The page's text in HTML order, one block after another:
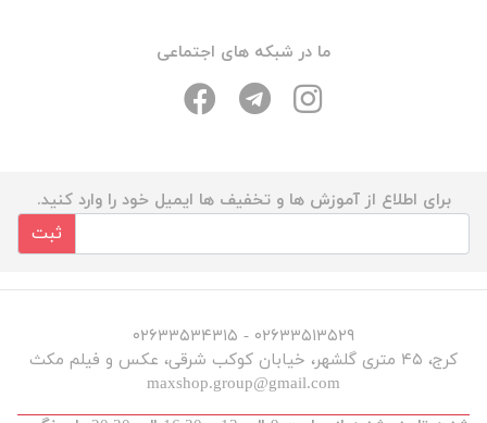
ما در شبکه های اجتماعی
برای اطلاع از آموزش ها و تخفیف ها ایمیل خود را وارد کنید.
ثبت
۰۲۶۳۳۵۱۳۵۲۹ - ۰۲۶۳۳۵۳۴۳۱۵
کرج، ۴۵ متری گلشهر، خیابان کوکب شرقی، عکس و فیلم مکث
maxshop.group@gmail.com